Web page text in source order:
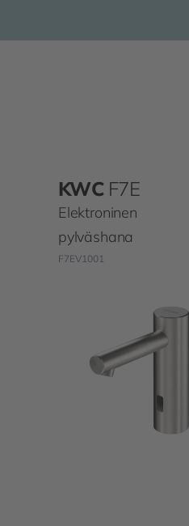
KWC F7E
Elektroninen
pylväshana
F7EV1001